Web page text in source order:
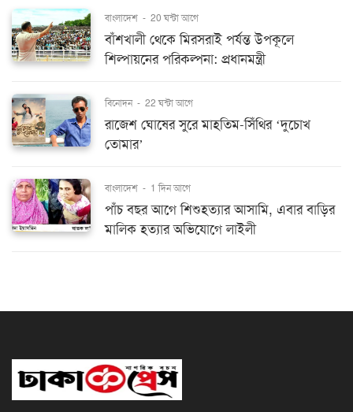
বাংলাদেশ - 20 ঘন্টা আগে
বাঁশখালী থেকে মিরসরাই পর্যন্ত উপকূলে
শিল্পায়নের পরিকল্পনা: প্রধানমন্ত্রী
বিনোদন - 22 ঘন্টা আগে
রাজেশ ঘোষের সুরে মাহতিম-সিঁথির ‘দুচোখ
তোমার’
বাংলাদেশ - 1 দিন আগে
পাঁচ বছর আগে শিশুহত্যার আসামি, এবার বাড়ির
মালিক হত্যার অভিযোগে লাইলী